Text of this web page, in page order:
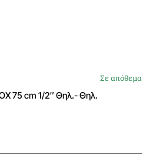
Σε απόθεμα
Σωλήνας εύκαμπτος ΙΝΟΧ 75 cm 1/2″ Θηλ.- Θηλ.